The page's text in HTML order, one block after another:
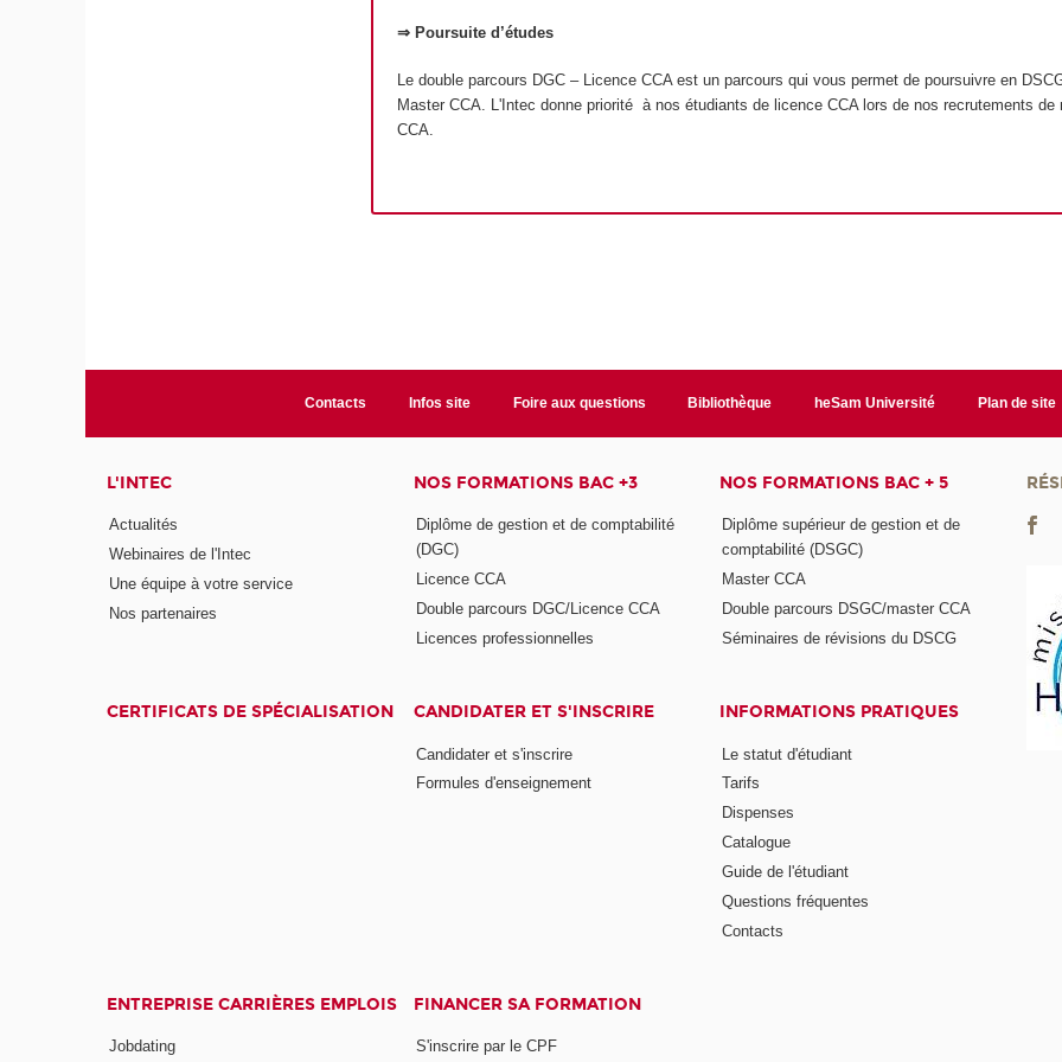
⇒ Poursuite d’études
Le double parcours DGC – Licence CCA est un parcours qui vous permet de poursuivre en
Master CCA. L'Intec donne priorité à nos étudiants de licence CCA lors de nos recrutements de
CCA.
Contacts Infos site Foire aux questions Bibliothèque heSam Université Plan de site
L'INTEC
Actualités
Webinaires de l'Intec
Une équipe à votre service
Nos partenaires
NOS FORMATIONS BAC +3
Diplôme de gestion et de comptabilité
(DGC)
Licence CCA
Double parcours DGC/Licence CCA
Licences professionnelles
NOS FORMATIONS BAC + 5
Diplôme supérieur de gestion et de
comptabilité (DSGC)
Master CCA
Double parcours DSGC/master CCA
Séminaires de révisions du DSCG
CERTIFICATS DE SPÉCIALISATION CANDIDATER ET S'INSCRIRE
Candidater et s'inscrire
Formules d'enseignement
INFORMATIONS PRATIQUES
Le statut d'étudiant
Tarifs
Dispenses
Catalogue
Guide de l'étudiant
Questions fréquentes
Contacts
ENTREPRISE CARRIÈRES EMPLOIS
Jobdating
FINANCER SA FORMATION
S'inscrire par le CPF